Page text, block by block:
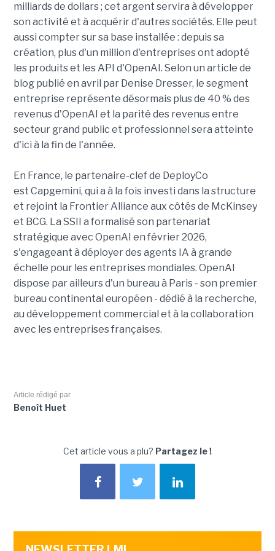
milliards de dollars ; cet argent servira à développer
son activité et à acquérir d'autres sociétés. Elle peut
aussi compter sur sa base installée : depuis sa
création, plus d'un million d'entreprises ont adopté
les produits et les API d'OpenAI. Selon un article de
blog publié en avril par Denise Dresser, le segment
entreprise représente désormais plus de 40 % des
revenus d'OpenAI et la parité des revenus entre
secteur grand public et professionnel sera atteinte
d'ici à la fin de l'année.
En France, le partenaire-clef de DeployCo
est Capgemini, qui a à la fois investi dans la structure
et rejoint la Frontier Alliance aux côtés de McKinsey
et BCG. La SSII a formalisé son partenariat
stratégique avec OpenAI en février 2026,
s'engageant à déployer des agents IA à grande
échelle pour les entreprises mondiales. OpenAI
dispose par ailleurs d'un bureau à Paris - son premier
bureau continental européen - dédié à la recherche,
au développement commercial et à la collaboration
avec les entreprises françaises.
Article rédigé par
Benoît Huet
Cet article vous a plu? Partagez le !